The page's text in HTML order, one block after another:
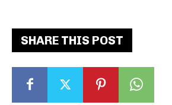
SHARE THIS POST